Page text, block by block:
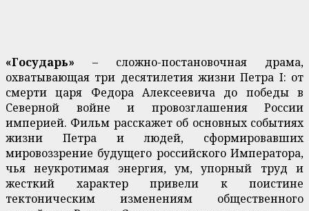
«Государь» – сложно-постановочная драма,
охватывающая три десятилетия жизни Петра I: от
смерти царя Федора Алексеевича до победы в
Северной войне и провозглашения России
империей. Фильм расскажет об основных событиях
жизни Петра и людей, сформировавших
мировоззрение будущего российского Императора,
чья неукротимая энергия, ум, упорный труд и
жесткий характер привели к поистине
тектоническим изменениям общественного